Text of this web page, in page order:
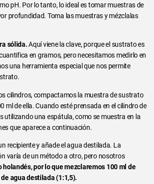
pH. Por lo tanto, lo ideal es tomar muestras de
profundidad. Toma las muestras y mézclalas
sólida.Aquí viene la clave, porque el sustrato es
en gramos, pero necesitamos medirlo en
una herramienta especial que nos permite
cilindros, compactamos la muestra de sustrato
ml de ella. Cuando esté prensada en el cilindro de
utilizando una espátula, como se muestra en la
que aparece a continuación.
recipiente y añade el agua destilada. La
varía de un método a otro, pero nosotros
holandés, por lo que mezclaremos 100 ml de
agua destilada (1:1,5).